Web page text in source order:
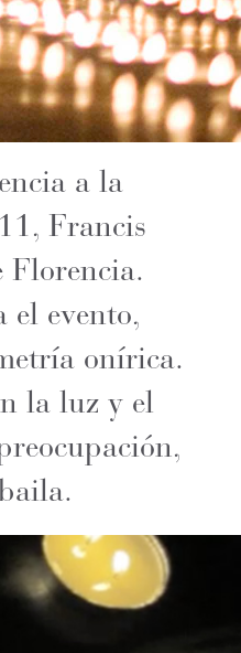
a la
Francis
el evento,
onírica.
la luz y el